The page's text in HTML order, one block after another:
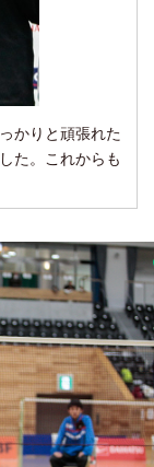
かりと頑張れた
た。これからも